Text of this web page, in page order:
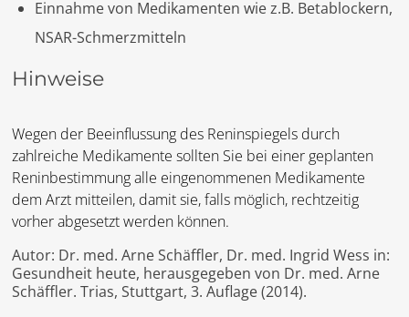
Einnahme von Medikamenten wie z.B. Betablockern,
NSAR-Schmerzmitteln
Hinweise
Wegen der Beeinflussung des Reninspiegels durch
zahlreiche Medikamente sollten Sie bei einer geplanten
Reninbestimmung alle eingenommenen Medikamente
dem Arzt mitteilen, damit sie, falls möglich, rechtzeitig
vorher abgesetzt werden können.
Autor: Dr. med. Arne Schäffler, Dr. med. Ingrid Wess in:
Gesundheit heute, herausgegeben von Dr. med. Arne
Schäffler. Trias, Stuttgart, 3. Auflage (2014).